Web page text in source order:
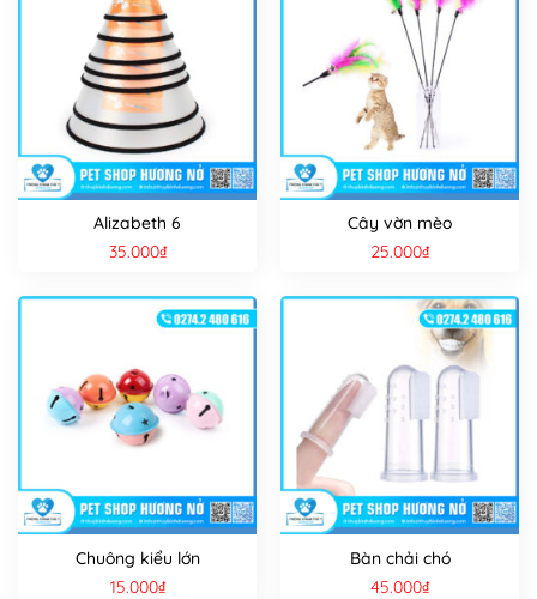
Alizabeth 6
35.000₫
Cây vờn mèo
25.000₫
Chuông kiểu lớn
15.000₫
Bàn chải chó
45.000₫